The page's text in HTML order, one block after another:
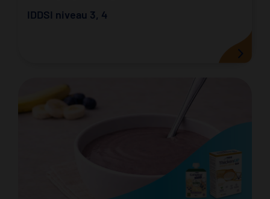
IDDSI niveau 3, 4